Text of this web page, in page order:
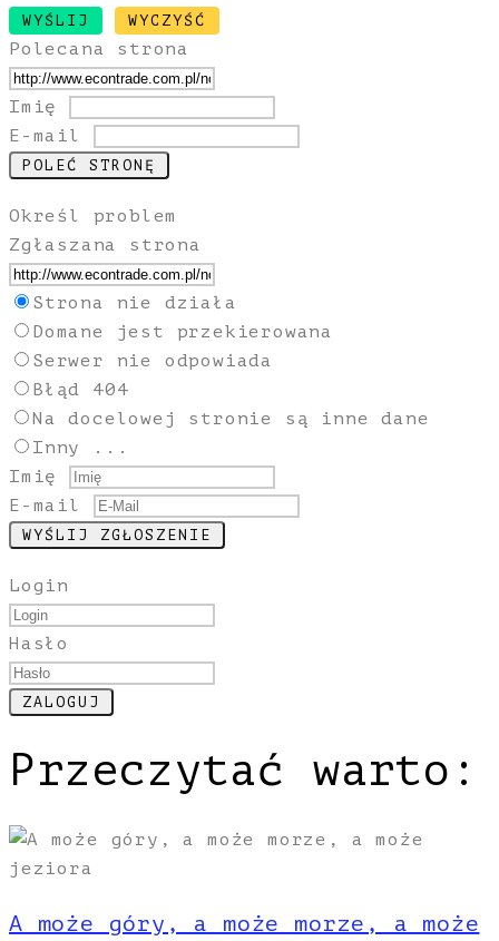
Polecana strona
Imię
E-mail
Określ problem
Zgłaszana strona
Strona nie działa
Domane jest przekierowana
Serwer nie odpowiada
Błąd 404
Na docelowej stronie są inne dane
Inny ...
Imię
E-mail
Login
Hasło
Przeczytać warto:
A może góry, a może morze, a może